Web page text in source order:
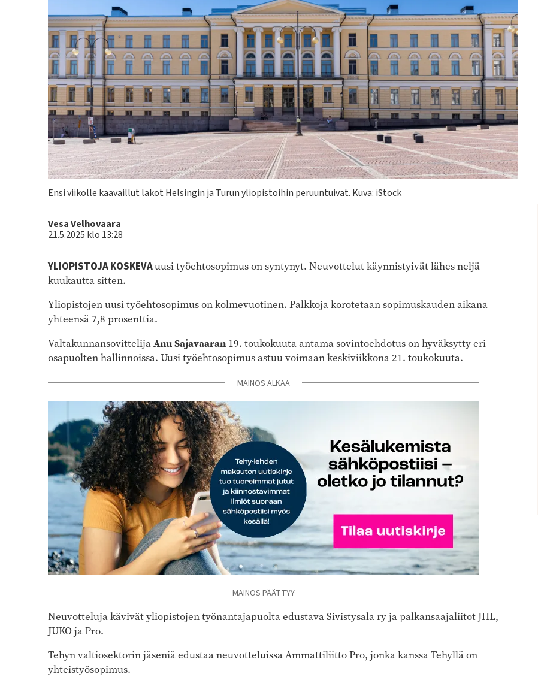
Kuvateksti
Ensi viikolle kaavaillut lakot Helsingin ja Turun yliopistoihin peruuntuivat. Kuva: iStock
Kirjoittaja
Vesa Velhovaara
21.5.2025 klo 13:28
YLIOPISTOJA KOSKEVAuusi työehtosopimus on syntynyt. Neuvottelut käynnistyivät lähes neljä
kuukautta sitten.
Yliopistojen uusi työehtosopimus on kolmevuotinen. Palkkoja korotetaan sopimuskauden aikana
yhteensä 7,8 prosenttia.
ValtakunnansovittelijaAnu Sajavaaran 19. toukokuuta antama sovintoehdotus on hyväksytty eri
osapuolten hallinnoissa. Uusi työehtosopimus astuu voimaan keskiviikkona 21. toukokuuta.
MAINOS ALKAA
MAINOS PÄÄTTYY
Neuvotteluja kävivät yliopistojen työnantajapuolta edustava Sivistysala ry ja palkansaajaliitot JHL,
JUKO ja Pro.
Tehyn valtiosektorin jäseniä edustaa neuvotteluissa Ammattiliitto Pro, jonka kanssa Tehyllä on
yhteistyösopimus.